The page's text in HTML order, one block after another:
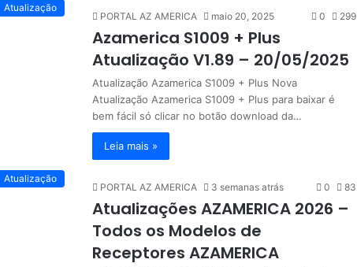
Atualização
PORTAL AZ AMERICA maio 20, 2025 0 299
Azamerica S1009 + Plus
Atualização V1.89 – 20/05/2025
Atualização Azamerica S1009 + Plus Nova
Atualização Azamerica S1009 + Plus para baixar é
bem fácil só clicar no botão download da…
Leia mais »
Atualização
PORTAL AZ AMERICA 3 semanas atrás 0 83
Atualizações AZAMERICA 2026 –
Todos os Modelos de
Receptores AZAMERICA